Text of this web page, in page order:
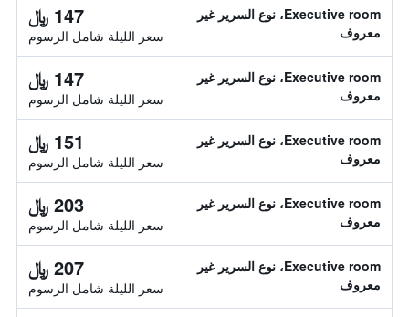
Executive room، نوع السرير غير
معروف
147 ﷼
سعر الليلة شامل الرسوم
Executive room، نوع السرير غير
معروف
147 ﷼
سعر الليلة شامل الرسوم
Executive room، نوع السرير غير
معروف
151 ﷼
سعر الليلة شامل الرسوم
Executive room، نوع السرير غير
معروف
203 ﷼
سعر الليلة شامل الرسوم
Executive room، نوع السرير غير
معروف
207 ﷼
سعر الليلة شامل الرسوم